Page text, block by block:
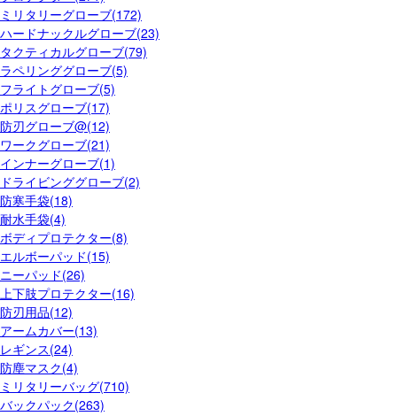
ミリタリーグローブ(172)
ハードナックルグローブ(23)
タクティカルグローブ(79)
ラペリンググローブ(5)
フライトグローブ(5)
ポリスグローブ(17)
防刃グローブ@(12)
ワークグローブ(21)
インナーグローブ(1)
ドライビンググローブ(2)
防寒手袋(18)
耐水手袋(4)
ボディプロテクター(8)
エルボーパッド(15)
ニーパッド(26)
上下肢プロテクター(16)
防刃用品(12)
アームカバー(13)
レギンス(24)
防塵マスク(4)
ミリタリーバッグ(710)
バックパック(263)